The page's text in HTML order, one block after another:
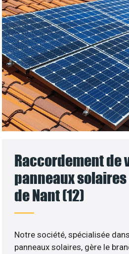
Raccordement de
panneaux
de Nant (12)
Notre société, spécialisée
panneaux solaires, gère le